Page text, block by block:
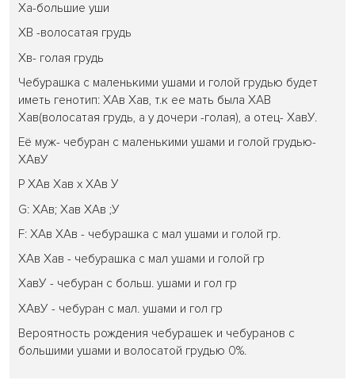
Ха-большие уши
ХВ -волосатая грудь
Хв- голая грудь
Чебурашка с маленькими ушами и голой грудью будет
иметь генотип: ХАв Хав, т.к ее мать была ХАВ
Хав(волосатая грудь, а у дочери -голая), а отец- ХавУ.
Её муж- чебуран с маленькими ушами и голой грудью-
ХАвУ
Р ХАв Хав х ХАв У
G: ХАв; Хав ХАв ;У
F: ХАв ХАв - чебурашка с мал ушами и голой гр.
ХАв Хав - чебурашка с мал ушами и голой гр
ХавУ - чебуран с больш. ушами и гол гр
ХАвУ - чебуран с мал. ушами и гол гр
Вероятность рождения чебурашек и чебуранов с
большими ушами и волосатой грудью 0%.